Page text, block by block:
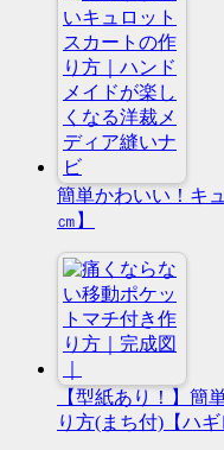
簡単かわいい！キ
㎝】
【型紙あり！】簡
り方(まち付)【ハギ